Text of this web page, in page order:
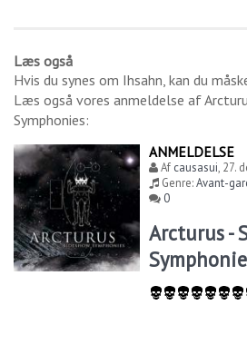
Læs også
Hvis du synes om Ihsahn, kan du
Læs også vores anmeldelse af
Symphonies:
ANMELDELSE
Af causasui, 27.
Genre:Avant-
0
Arcturus -